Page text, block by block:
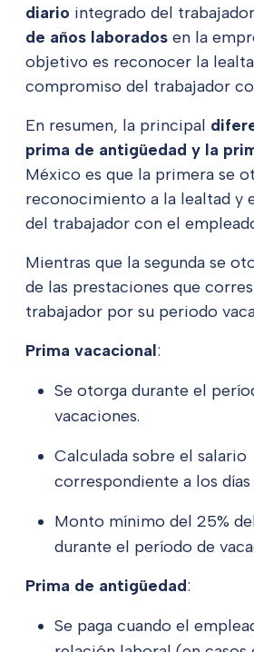
diario integrado del
de años laborados en la
objetivo es reconocer la
compromiso del trabajador
En resumen, la principal
prima de antigüedad y la
México es que la primera se
reconocimiento a la lealtad y
del trabajador con el
Mientras que la segunda se
de las prestaciones que
trabajador por su periodo
Prima vacacional:
Se otorga durante el
vacaciones.
Calculada sobre el salario
correspondiente a los días
Monto mínimo del 25%
durante el período de
Prima de antigüedad:
Se paga cuando el